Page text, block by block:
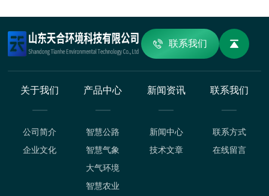
联系我们
关于我们
公司简介
企业文化
产品中心
智慧公路
智慧气象
大气环境
智慧农业
新闻资讯
新闻中心
技术文章
联系我们
联系方式
在线留言